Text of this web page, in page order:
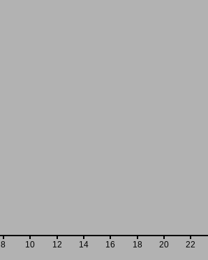
8 10 12 14 16 18 20 22